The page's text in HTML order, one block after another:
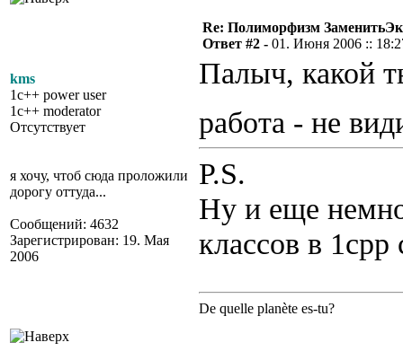
kms
1c++ power user
1c++ moderator
Отсутствует
я хочу, чтоб сюда проложили
дорогу оттуда...
Сообщений: 4632
Зарегистрирован: 19. Мая
2006
Re: Полиморфизм
Ответ #2 - 01. Июня 2006 ::
Палыч, какой
работа - не
P.S.
Ну и еще
классов в 1cpp
De quelle planète es-tu?